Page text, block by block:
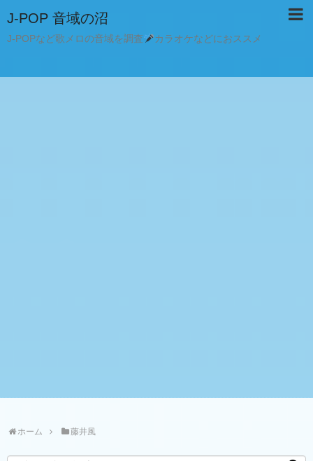
J-POP 音域の沼
J-POPなど歌メロの音域を調査 カラオケなどにおススメ
ホーム 藤井風